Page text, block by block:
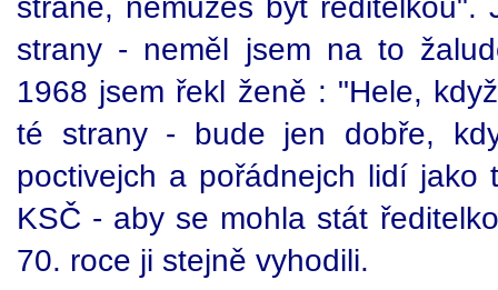
strany - neměl jsem na to
1968 jsem řekl ženě : "Hele,
té strany - bude jen dobře,
poctivejch a pořádnejch lidí jako
KSČ - aby se mohla stát
70. roce ji stejně vyhodili.